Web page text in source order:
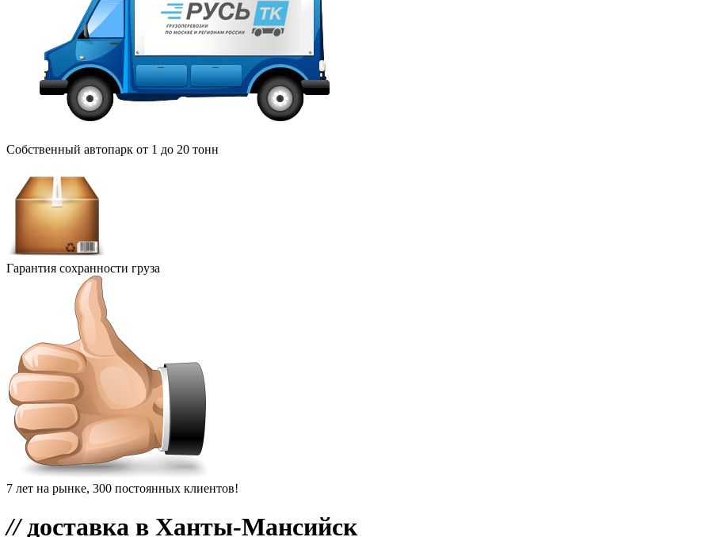
Собственный автопарк от 1 до 20 тонн
Гарантия сохранности груза
7 лет на рынке, 300 постоянных клиентов!
//доставка в Ханты-Мансийск